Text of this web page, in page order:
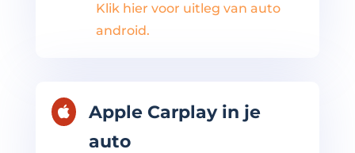
Klik hier voor uitleg van auto
android.

Apple Carplay in je
auto